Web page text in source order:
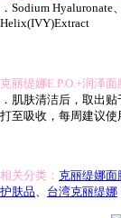
．Sodium Hyaluronate
Helix(IVY)Extract
克丽缇娜E.P.O.+润泽
．肌肤清洁后，取出
打至吸收，每周建议使
相关分类： 克丽缇娜面
护肤品、 台湾克丽缇娜